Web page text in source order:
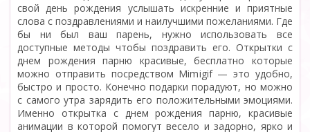
свой день рождения услышать искренние и приятные
слова с поздравлениями и наилучшими пожеланиями. Где
бы ни был ваш парень, нужно использовать все
доступные методы чтобы поздравить его. Открытки с
днем рождения парню красивые, бесплатно которые
можно отправить посредством Mimigif — это удобно,
быстро и просто. Конечно подарки порадуют, но можно
с самого утра зарядить его положительными эмоциями.
Именно открытка с днем рождения парню, красивые
анимации в которой помогут весело и задорно, ярко и